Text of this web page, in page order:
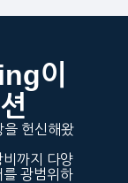
이
을 헌신해왔
까지 다양
광범위하